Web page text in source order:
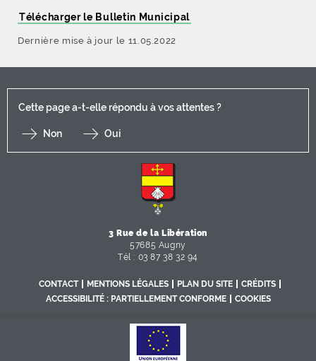
Télécharger le Bulletin Municipal
Dernière mise à jour le 11.05.2022
Cette page a-t-elle répondu à vos attentes ?
Non Oui
3 Rue de la Libération
57685 Augny
Tél : 03 87 38 32 94
CONTACT MENTIONS LÉGALES PLAN DU SITE
CRÉDITS
ACCESSIBILITÉ : PARTIELLEMENT CONFORME
COOKIES